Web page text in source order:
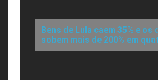
Bens de Lula caem 35% e os
sobem mais de 200% em